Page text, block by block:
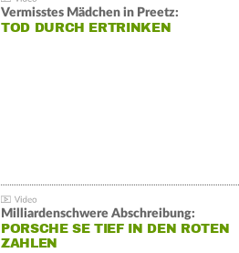
Vermisstes Mädchen in Preetz:
TOD DURCH ERTRINKEN
Milliardenschwere Abschreibung:
PORSCHE SE TIEF IN DEN ROTEN
ZAHLEN